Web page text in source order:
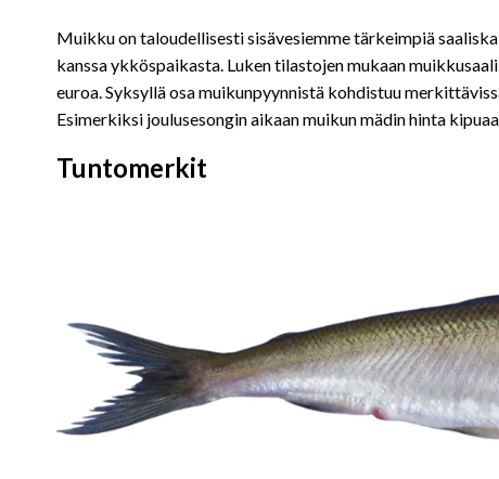
Muikku on taloudellisesti sisävesiemme tärkeimpiä
kanssa ykköspaikasta. Luken tilastojen mukaan
euroa. Syksyllä osa muikunpyynnistä kohdistuu
Esimerkiksi joulusesongin aikaan muikun mädin hinta
Tuntomerkit